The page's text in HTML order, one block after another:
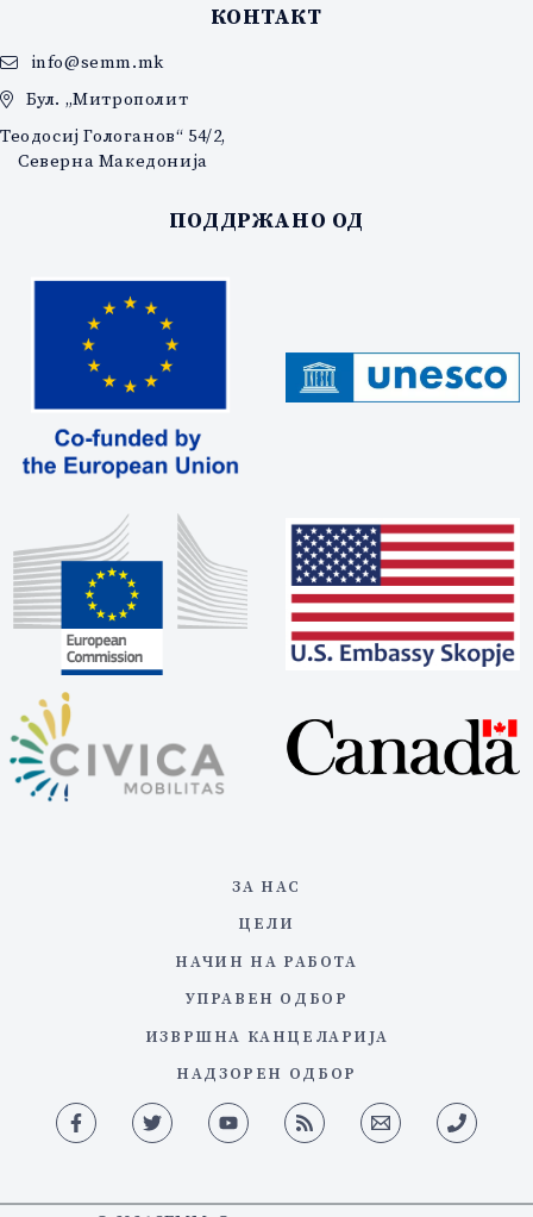
КОНТАКТ
info@semm.mk
Бул. „Митрополит
Теодосиј Гологанов“ 54/2,
Северна Македонија
ПОДДРЖАНО ОД
ЗА НАС
ЦЕЛИ
НАЧИН НА РАБОТА
УПРАВЕН ОДБОР
ИЗВРШНА КАНЦЕЛАРИЈА
НАДЗОРЕН ОДБОР